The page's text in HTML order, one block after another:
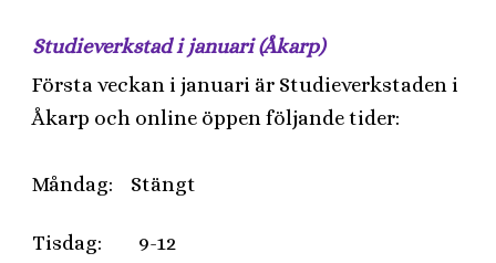
Studieverkstad i januari (Åkarp)
Första veckan i januari är Studieverkstaden i
Åkarp och online öppen följande tider:
Måndag: Stängt
Tisdag: 9-12